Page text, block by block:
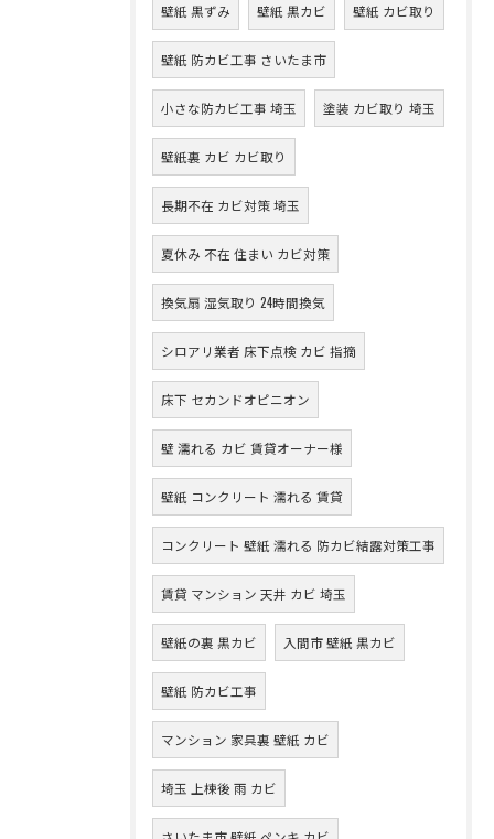
壁紙 黒ずみ 壁紙 黒カビ 壁紙 カビ取り
壁紙 防カビ工事 さいたま市
小さな防カビ工事 埼玉 塗装 カビ取り 埼玉
壁紙裏 カビ カビ取り
長期不在 カビ対策 埼玉
夏休み 不在 住まい カビ対策
換気扇 湿気取り 24時間換気
シロアリ業者 床下点検 カビ 指摘
床下 セカンドオピニオン
壁 濡れる カビ 賃貸オーナー様
壁紙 コンクリート 濡れる 賃貸
コンクリート 壁紙 濡れる 防カビ結露対策工事
賃貸 マンション 天井 カビ 埼玉
壁紙の裏 黒カビ 入間市 壁紙 黒カビ
壁紙 防カビ工事
マンション 家具裏 壁紙 カビ
埼玉 上棟後 雨 カビ